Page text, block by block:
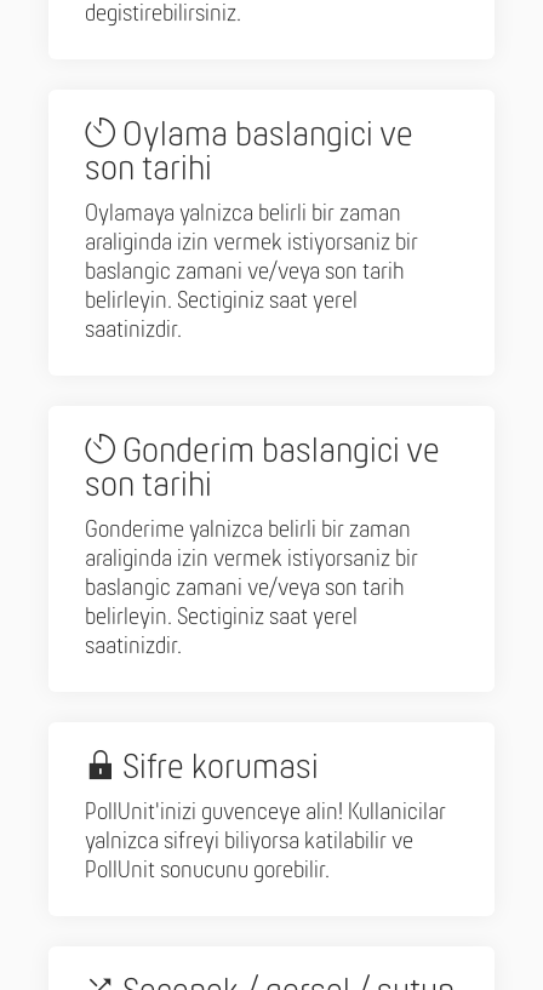
degistirebilirsiniz.
Oylama baslangici ve
son tarihi
Oylamaya yalnizca belirli bir zaman
araliginda izin vermek istiyorsaniz bir
baslangic zamani ve/veya son tarih
belirleyin. Sectiginiz saat yerel
saatinizdir.
Gonderim baslangici ve
son tarihi
Gonderime yalnizca belirli bir zaman
araliginda izin vermek istiyorsaniz bir
baslangic zamani ve/veya son tarih
belirleyin. Sectiginiz saat yerel
saatinizdir.
Sifre korumasi
PollUnit'inizi guvenceye alin! Kullanicilar
yalnizca sifreyi biliyorsa katilabilir ve
PollUnit sonucunu gorebilir.